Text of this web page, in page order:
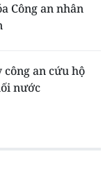
Công an nhân
an cứu hộ
nước